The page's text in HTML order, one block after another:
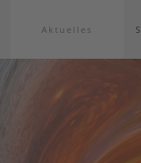
Aktuelles